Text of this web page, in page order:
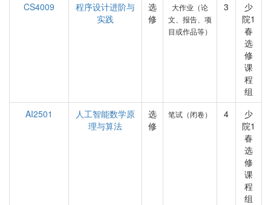
CS4009
程序设计进阶与
实践
选
修
大作业（论
文、报告、项
目或作品等）
3
少
院1
春
选
修
课
程
组
AI2501
人工智能数学原
理与算法
选
修
笔试（闭卷） 4
少
院1
春
选
修
课
程
组